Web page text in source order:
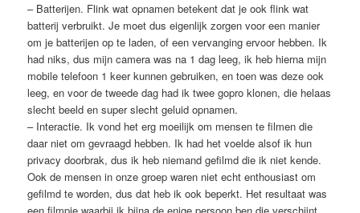
– Batterijen. Flink wat opnamen betekent dat je ook flink wat
batterij verbruikt. Je moet dus eigenlijk zorgen voor een manier
om je batterijen op te laden, of een vervanging ervoor hebben. Ik
had niks, dus mijn camera was na 1 dag leeg, ik heb hierna mijn
mobile telefoon 1 keer kunnen gebruiken, en toen was deze ook
leeg, en voor de tweede dag had ik twee gopro klonen, die helaas
slecht beeld en super slecht geluid opnamen.
– Interactie. Ik vond het erg moeilijk om mensen te filmen die
daar niet om gevraagd hebben. Ik had het voelde alsof ik hun
privacy doorbrak, dus ik heb niemand gefilmd die ik niet kende.
Ook de mensen in onze groep waren niet echt enthousiast om
gefilmd te worden, dus dat heb ik ook beperkt. Het resultaat was